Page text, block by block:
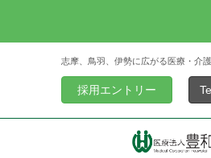
志摩、鳥羽、伊勢に広がる医療・介
採用エントリー